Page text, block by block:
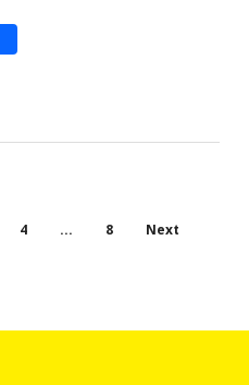
4 ... 8 Next